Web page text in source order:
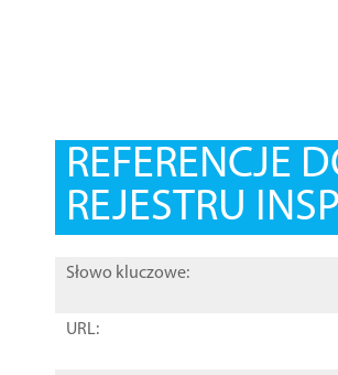
REFERENCJE
REJESTRU
Słowo kluczowe:
URL: